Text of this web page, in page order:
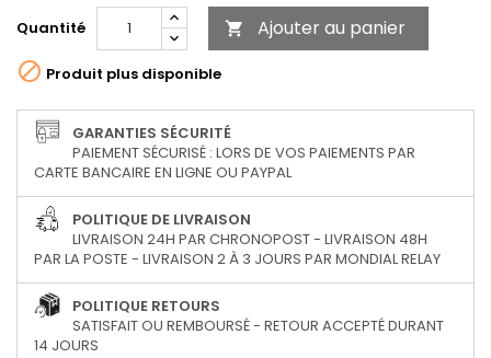
Quantité  Ajouter au panier
 Produit plus disponible
GARANTIES SÉCURITÉ
PAIEMENT SÉCURISÉ : LORS DE VOS PAIEMENTS PAR
CARTE BANCAIRE EN LIGNE OU PAYPAL
POLITIQUE DE LIVRAISON
LIVRAISON 24H PAR CHRONOPOST - LIVRAISON 48H
PAR LA POSTE - LIVRAISON 2 À 3 JOURS PAR MONDIAL RELAY
POLITIQUE RETOURS
SATISFAIT OU REMBOURSÉ - RETOUR ACCEPTÉ DURANT
14 JOURS